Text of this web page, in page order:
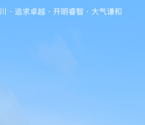
跳转到主要内容区域